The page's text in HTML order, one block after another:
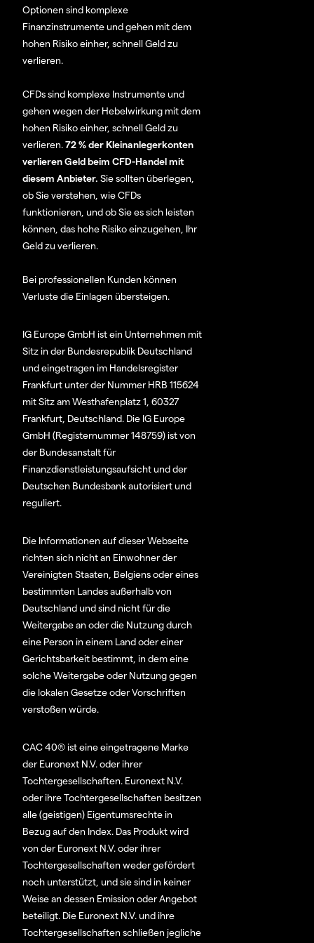
Optionen sind komplexe
Finanzinstrumente und gehen mit dem
hohen Risiko einher, schnell Geld zu
verlieren.
CFDs sind komplexe Instrumente und
gehen wegen der Hebelwirkung mit dem
hohen Risiko einher, schnell Geld zu
verlieren.72 % der Kleinanlegerkonten
verlieren Geld beim CFD-Handel mit
diesem Anbieter. Sie sollten überlegen,
ob Sie verstehen, wie CFDs
funktionieren, und ob Sie es sich leisten
können, das hohe Risiko einzugehen, Ihr
Geld zu verlieren.
Bei professionellen Kunden können
Verluste die Einlagen übersteigen.
IG Europe GmbH ist ein Unternehmen mit
Sitz in der Bundesrepublik Deutschland
und eingetragen im Handelsregister
Frankfurt unter der Nummer HRB 115624
mit Sitz am Westhafenplatz 1, 60327
Frankfurt, Deutschland. Die IG Europe
GmbH (Registernummer 148759) ist von
der Bundesanstalt für
Finanzdienstleistungsaufsicht und der
Deutschen Bundesbank autorisiert und
reguliert.
Die Informationen auf dieser Webseite
richten sich nicht an Einwohner der
Vereinigten Staaten, Belgiens oder eines
bestimmten Landes außerhalb von
Deutschland und sind nicht für die
Weitergabe an oder die Nutzung durch
eine Person in einem Land oder einer
Gerichtsbarkeit bestimmt, in dem eine
solche Weitergabe oder Nutzung gegen
die lokalen Gesetze oder Vorschriften
verstoßen würde.
CAC 40® ist eine eingetragene Marke
der Euronext N.V. oder ihrer
Tochtergesellschaften. Euronext N.V.
oder ihre Tochtergesellschaften besitzen
alle (geistigen) Eigentumsrechte in
Bezug auf den Index. Das Produkt wird
von der Euronext N.V. oder ihrer
Tochtergesellschaften weder gefördert
noch unterstützt, und sie sind in keiner
Weise an dessen Emission oder Angebot
beteiligt. Die Euronext N.V. und ihre
Tochtergesellschaften schließen jegliche